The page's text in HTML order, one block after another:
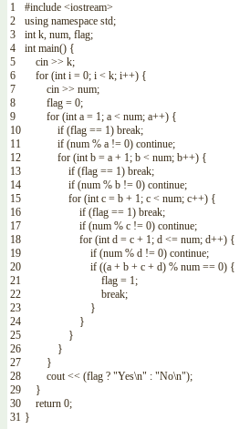
1
2
3
4
5
6
7
8
9
10
11
12
13
14
15
16
17
18
19
20
21
22
23
24
25
26
27
28
29
30
31
#include <iostream>
using namespace std;
int k, num, flag;
int main() {
cin >> k;
for (int i = 0; i < k; i++) {
cin >> num;
flag = 0;
for (int a = 1; a < num; a++) {
if (flag == 1) break;
if (num % a != 0) continue;
for (int b = a + 1; b < num; b++) {
if (flag == 1) break;
if (num % b != 0) continue;
for (int c = b + 1; c < num; c++) {
if (flag == 1) break;
if (num % c != 0) continue;
for (int d = c + 1; d <= num; d++) {
if (num % d != 0) continue;
if ((a + b + c + d) % num == 0) {
flag = 1;
break;
}
}
}
}
}
cout << (flag ? "Yes\n" : "No\n");
}
return 0;
}